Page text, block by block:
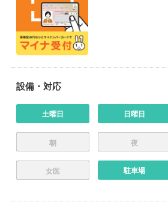
設備・対応
土曜日 日曜日
朝 夜
女医 駐車場